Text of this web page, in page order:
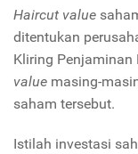
Haircut value
ditentukan
Kliring Penjaminan
value masing-
saham tersebut.
Istilah investasi